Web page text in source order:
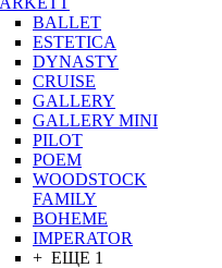
BALLET
ESTETICA
DYNASTY
CRUISE
GALLERY
GALLERY MINI
PILOT
POEM
WOODSTOCK
FAMILY
BOHEME
IMPERATOR
+ ЕЩЕ 1